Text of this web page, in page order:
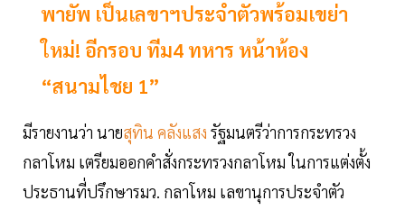
พายัพ เป็นเลขาฯประจำตัวพร้อมเขย่า
ใหม่! อีกรอบ ทีม4 ทหาร หน้าห้อง
“สนามไชย 1”
มีรายงานว่า นายสุทิน คลังแสง รัฐมนตรีว่าการกระทรวง
กลาโหม เตรียมออกคำสั่งกระทรวงกลาโหม ในการแต่งตั้ง
ประธานที่ปรึกษารมว. กลาโหม เลขานุการประจำตัว